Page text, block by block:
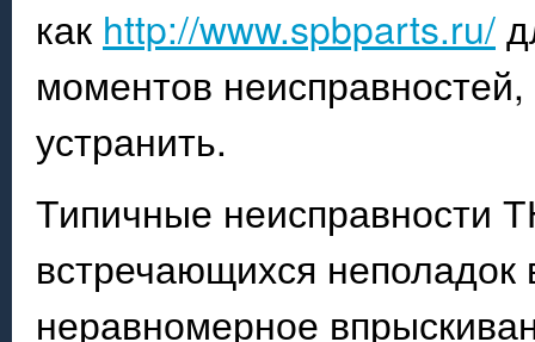
как http://www.spbparts.ru/
моментов
устранить.
Типичные неисправности
встречающихся
неравномерное